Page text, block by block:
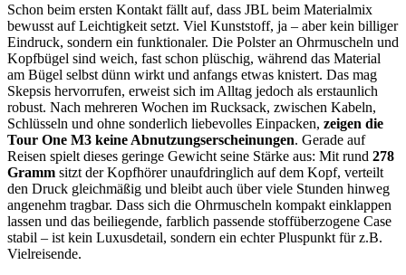
Schon beim ersten Kontakt fällt auf, dass JBL beim Materialmix
bewusst auf Leichtigkeit setzt. Viel Kunststoff, ja – aber kein billiger
Eindruck, sondern ein funktionaler. Die Polster an Ohrmuscheln und
Kopfbügel sind weich, fast schon plüschig, während das Material
am Bügel selbst dünn wirkt und anfangs etwas knistert. Das mag
Skepsis hervorrufen, erweist sich im Alltag jedoch als erstaunlich
robust. Nach mehreren Wochen im Rucksack, zwischen Kabeln,
Schlüsseln und ohne sonderlich liebevolles Einpacken, zeigen die
Tour One M3 keine Abnutzungserscheinungen. Gerade auf
Reisen spielt dieses geringe Gewicht seine Stärke aus: Mit rund 278
Gramm sitzt der Kopfhörer unaufdringlich auf dem Kopf, verteilt
den Druck gleichmäßig und bleibt auch über viele Stunden hinweg
angenehm tragbar. Dass sich die Ohrmuscheln kompakt einklappen
lassen und das beiliegende, farblich passende stoffüberzogene Case
stabil – ist kein Luxusdetail, sondern ein echter Pluspunkt für z.B.
Vielreisende.